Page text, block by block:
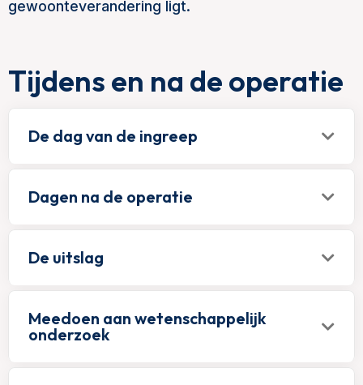
gewoonteverandering ligt.
Tijdens en na de operatie
De dag van de ingreep
Dagen na de operatie
De uitslag
Meedoen aan wetenschappelijk
onderzoek